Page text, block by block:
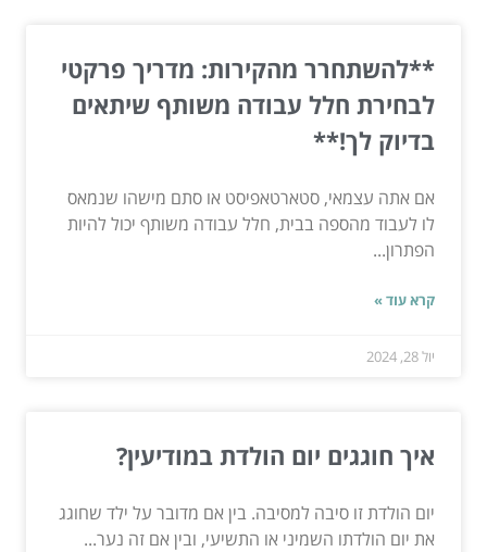
**להשתחרר מהקירות: מדריך פרקטי
לבחירת חלל עבודה משותף שיתאים
בדיוק לך!**
אם אתה עצמאי, סטארטאפיסט או סתם מישהו שנמאס
לו לעבוד מהספה בבית, חלל עבודה משותף יכול להיות
הפתרון...
קרא עוד »
יול 28, 2024
איך חוגגים יום הולדת במודיעין?
יום הולדת זו סיבה למסיבה. בין אם מדובר על ילד שחוגג
את יום הולדתו השמיני או התשיעי, ובין אם זה נער...